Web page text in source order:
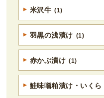
米沢牛 (1)
羽黒の浅漬け (1)
赤かぶ漬け (1)
鮭味噌粕漬け・いくら